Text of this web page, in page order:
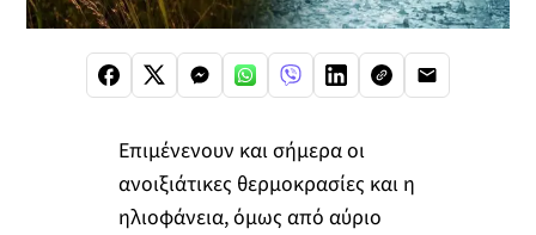
Επιμένενουν και σήμερα οι
ανοιξιάτικες θερμοκρασίες και η
ηλιοφάνεια, όμως από αύριο